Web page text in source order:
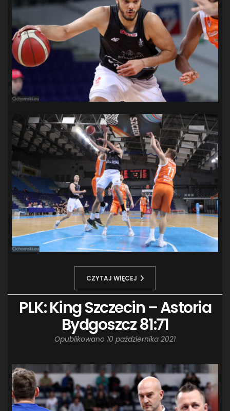
CZYTAJ WIĘCEJ
PLK: King Szczecin – Astoria
Bydgoszcz 81:71
Opublikowano 10 października 2021